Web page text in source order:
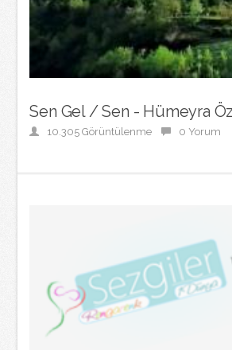
Sen Gel / Sen - Hümeyra
10.305 Görüntülenme 0 Yorum